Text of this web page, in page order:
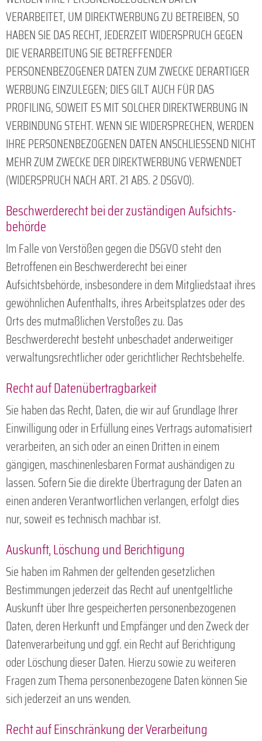
VERARBEITET, UM DIREKTWERBUNG ZU BETREIBEN, SO
HABEN SIE DAS RECHT, JEDERZEIT WIDERSPRUCH GEGEN
DIE VERARBEITUNG SIE BETREFFENDER
PERSONENBEZOGENER DATEN ZUM ZWECKE DERARTIGER
WERBUNG EINZULEGEN; DIES GILT AUCH FÜR DAS
PROFILING, SOWEIT ES MIT SOLCHER DIREKTWERBUNG IN
VERBINDUNG STEHT. WENN SIE WIDERSPRECHEN, WERDEN
IHRE PERSONENBEZOGENEN DATEN ANSCHLIESSEND NICHT
MEHR ZUM ZWECKE DER DIREKTWERBUNG VERWENDET
(WIDERSPRUCH NACH ART. 21 ABS. 2 DSGVO).
Beschwerde­recht bei der zuständigen Aufsichts­
behörde
Im Falle von Verstößen gegen die DSGVO steht den
Betroffenen ein Beschwerderecht bei einer
Aufsichtsbehörde, insbesondere in dem Mitgliedstaat ihres
gewöhnlichen Aufenthalts, ihres Arbeitsplatzes oder des
Orts des mutmaßlichen Verstoßes zu. Das
Beschwerderecht besteht unbeschadet anderweitiger
verwaltungsrechtlicher oder gerichtlicher Rechtsbehelfe.
Recht auf Daten­übertrag­barkeit
Sie haben das Recht, Daten, die wir auf Grundlage Ihrer
Einwilligung oder in Erfüllung eines Vertrags automatisiert
verarbeiten, an sich oder an einen Dritten in einem
gängigen, maschinenlesbaren Format aushändigen zu
lassen. Sofern Sie die direkte Übertragung der Daten an
einen anderen Verantwortlichen verlangen, erfolgt dies
nur, soweit es technisch machbar ist.
Auskunft, Löschung und Berichtigung
Sie haben im Rahmen der geltenden gesetzlichen
Bestimmungen jederzeit das Recht auf unentgeltliche
Auskunft über Ihre gespeicherten personenbezogenen
Daten, deren Herkunft und Empfänger und den Zweck der
Datenverarbeitung und ggf. ein Recht auf Berichtigung
oder Löschung dieser Daten. Hierzu sowie zu weiteren
Fragen zum Thema personenbezogene Daten können Sie
sich jederzeit an uns wenden.
Recht auf Einschränkung der Verarbeitung